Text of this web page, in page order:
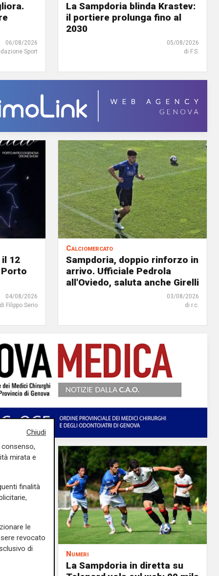
06/08/2026
Sport
La Sampdoria blinda Krastev:
il portiere prolunga fino al
2030
05/08/2026
di F.S.
12
04/08/2026
di Filippo Serio
Calciomercato
Sampdoria, doppio rinforzo in
arrivo. Ufficiale Pedrola
all'Oviedo, saluta anche Girelli
03/08/2026
di r.c.
Numeri
La Sampdoria in diretta su
Chiudi
mirata e
finalità
le
revocato
di